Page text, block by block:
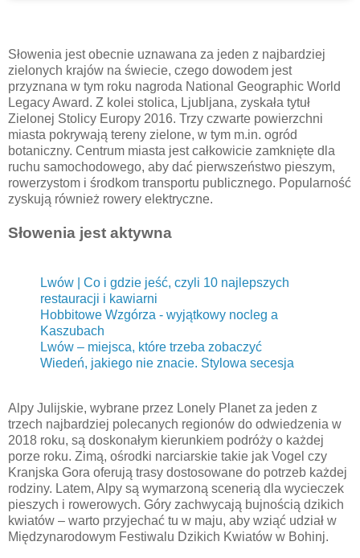
Słowenia jest obecnie uznawana za jeden z najbardziej
zielonych krajów na świecie, czego dowodem jest
przyznana w tym roku nagroda National Geographic World
Legacy Award. Z kolei stolica, Ljubljana, zyskała tytuł
Zielonej Stolicy Europy 2016. Trzy czwarte powierzchni
miasta pokrywają tereny zielone, w tym m.in. ogród
botaniczny. Centrum miasta jest całkowicie zamknięte dla
ruchu samochodowego, aby dać pierwszeństwo pieszym,
rowerzystom i środkom transportu publicznego. Popularność
zyskują również rowery elektryczne.
Słowenia jest aktywna
Lwów | Co i gdzie jeść, czyli 10 najlepszych
restauracji i kawiarni
Hobbitowe Wzgórza - wyjątkowy nocleg a
Kaszubach
Lwów – miejsca, które trzeba zobaczyć
Wiedeń, jakiego nie znacie. Stylowa secesja
Alpy Julijskie, wybrane przez Lonely Planet za jeden z
trzech najbardziej polecanych regionów do odwiedzenia w
2018 roku, są doskonałym kierunkiem podróży o każdej
porze roku. Zimą, ośrodki narciarskie takie jak Vogel czy
Kranjska Gora oferują trasy dostosowane do potrzeb każdej
rodziny. Latem, Alpy są wymarzoną scenerią dla wycieczek
pieszych i rowerowych. Góry zachwycają bujnością dzikich
kwiatów – warto przyjechać tu w maju, aby wziąć udział w
Międzynarodowym Festiwalu Dzikich Kwiatów w Bohinj.